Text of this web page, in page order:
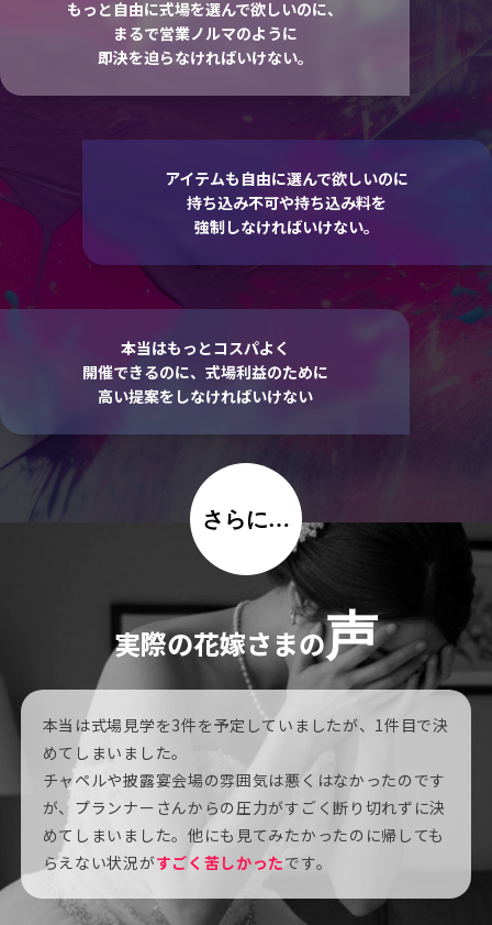
もっと自由に式場を選んで欲しいのに、
まるで営業ノルマのように
即決を迫らなければいけない。
アイテムも自由に選んで欲しいのに
持ち込み不可や持ち込み料を
強制しなければいけない。
本当はもっとコスパよく
開催できるのに、式場利益のために
高い提案をしなければいけない
さらに…
実際の花嫁さまの声
本当は式場見学を3件を予定していましたが、1件目で決
めてしまいました。
チャペルや披露宴会場の雰囲気は悪くはなかったのです
が、プランナーさんからの圧力がすごく断り切れずに決
めてしまいました。他にも見てみたかったのに帰しても
らえない状況がすごく苦しかったです。